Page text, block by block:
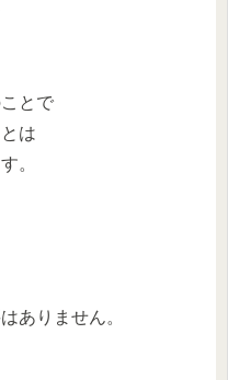
とで
は
。
ありません。